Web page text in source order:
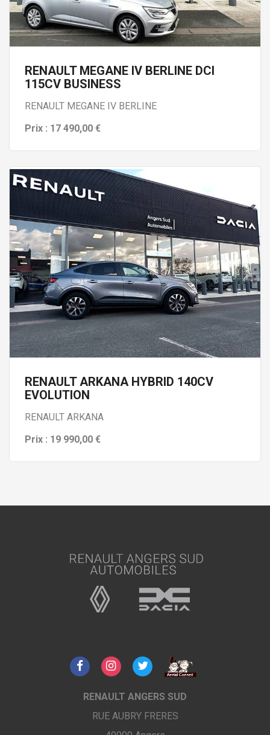
RENAULT MEGANE IV BERLINE DCI
115CV BUSINESS
RENAULT MEGANE IV BERLINE
Prix : 17 490,00 €
RENAULT ARKANA HYBRID 140CV
EVOLUTION
RENAULT ARKANA
Prix : 19 990,00 €
RENAULT ANGERS SUD
RUE AUBRY FRERES